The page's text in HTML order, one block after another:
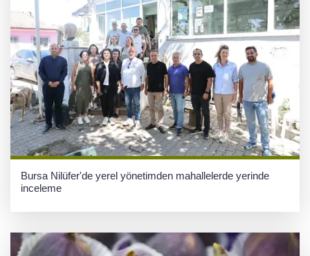
Bursa Nilüfer'de yerel yönetimden mahallelerde yerinde
inceleme